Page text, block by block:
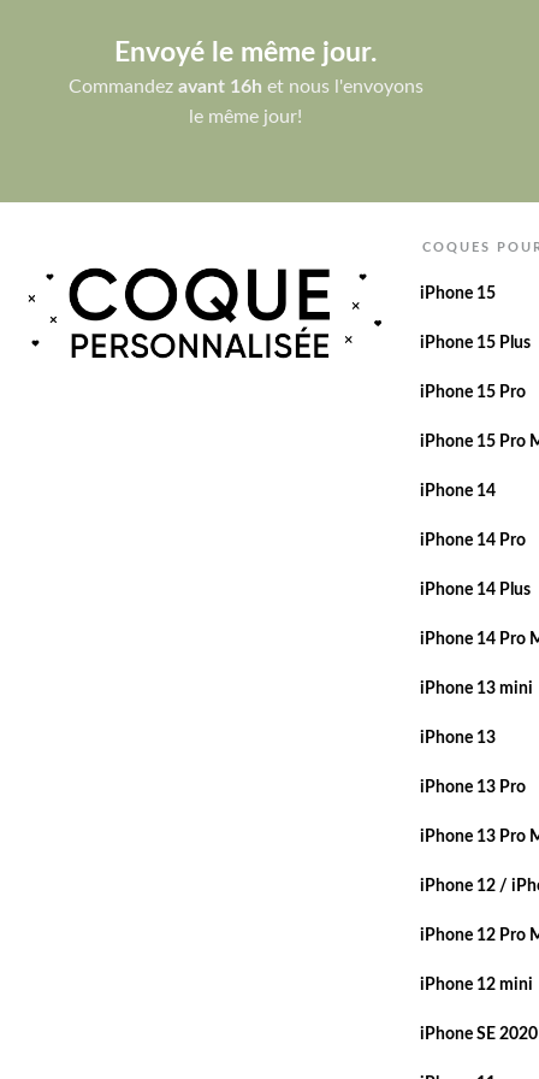
Envoyé le même jour.
Commandez avant 16h et nous l'envoyons
le même jour!
COQUES
iPhone 15
iPhone 15 Plus
iPhone 15 Pro
iPhone 15 Pro
iPhone 14
iPhone 14 Pro
iPhone 14 Plus
iPhone 14 Pro
iPhone 13 mini
iPhone 13
iPhone 13 Pro
iPhone 13 Pro
iPhone 12 /
iPhone 12 Pro
iPhone 12 mini
iPhone SE 2020